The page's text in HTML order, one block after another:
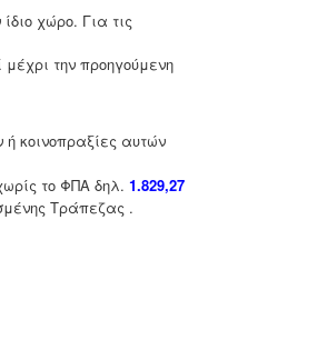
ίδιο χώρο. Για τις
την προηγούμενη
κοινοπραξίες αυτών
το ΦΠΑ δηλ. 1.829,27
Τράπεζας .